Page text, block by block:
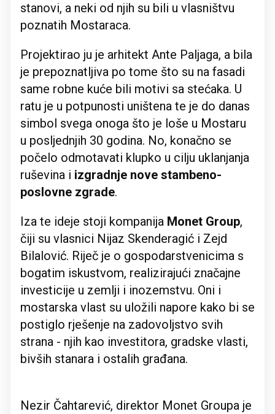
stanovi, a neki od njih su bili u vlasništvu
poznatih Mostaraca.
Projektirao ju je arhitekt Ante Paljaga, a bila
je prepoznatljiva po tome što su na fasadi
same robne kuće bili motivi sa stećaka. U
ratu je u potpunosti uništena te je do danas
simbol svega onoga što je loše u Mostaru
u posljednjih 30 godina. No, konačno se
počelo odmotavati klupko u cilju uklanjanja
ruševina i izgradnje nove stambeno-
poslovne zgrade.
Iza te ideje stoji kompanija Monet Group,
čiji su vlasnici Nijaz Skenderagić i Zejd
Bilalović. Riječ je o gospodarstvenicima s
bogatim iskustvom, realizirajući značajne
investicije u zemlji i inozemstvu. Oni i
mostarska vlast su uložili napore kako bi se
postiglo rješenje na zadovoljstvo svih
strana - njih kao investitora, gradske vlasti,
bivših stanara i ostalih građana.
Nezir Čahtarević, direktor Monet Groupa je